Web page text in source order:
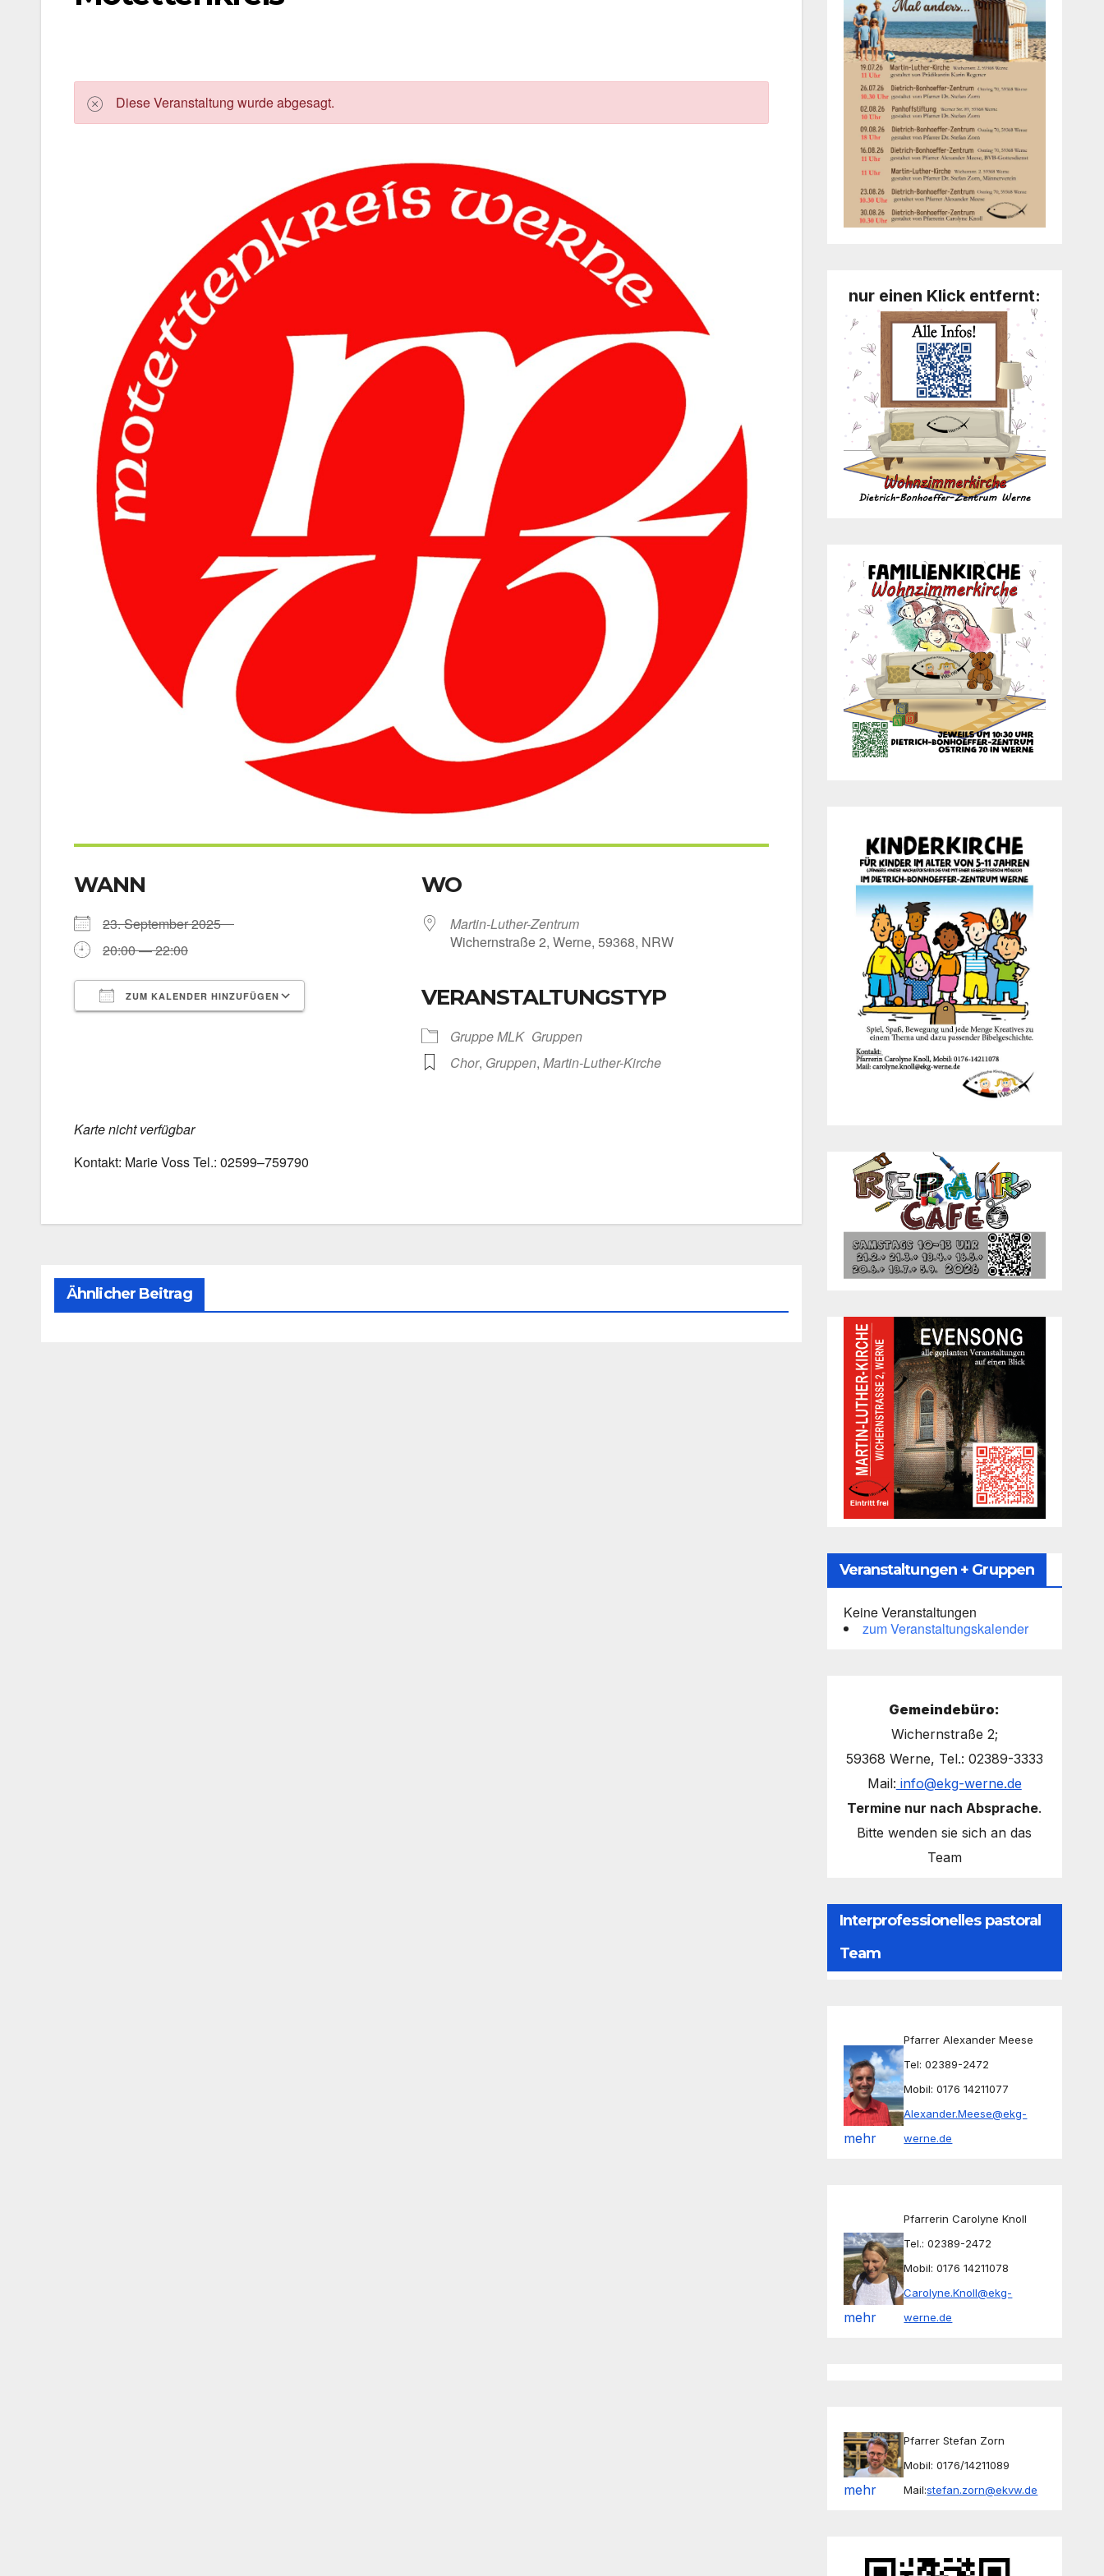
Die­se Ver­an­stal­tung wur­de abge­sagt.
WANN
23. Sep­tem­ber 2025
20:00 — 22:00
ZUM KALENDER HINZUFÜGEN
Out­look Live
WO
Martin-Luther-Zentrum
Wichern­stra­ße 2, Wer­ne, 59368, NRW
VERANSTALTUNGSTYP
Grup­pe MLK Grup­pen
Chor, Grup­pen, Martin-Luther-Kirche
Kar­te nicht ver­füg­bar
Kon­takt: Marie Voss Tel.: 02599–759790
Ähnlicher Beitrag
nur einen Klick entfernt:
Veranstaltungen + Gruppen
Keine Veranstaltungen
zum Veranstaltungskalender
Gemeindebüro:
Wichernstraße 2;
59368 Werne, Tel.: 02389-3333
Mail: info@ekg-werne.de
Termine nur nach Absprache.
Bitte wenden sie sich an das
Team
Interprofessionelles pastoral
Team
mehr
Pfarrer Alexander Meese
Tel: 02389-2472
Mobil: 0176 14211077
Alexander.Meese@ekg-
werne.de
mehr
Pfarrerin Carolyne Knoll
Tel.: 02389-2472
Mobil: 0176 14211078
Carolyne.Knoll@ekg-
werne.de
mehr
Pfarrer Stefan Zorn
Mobil: 0176/14211089
Mail:stefan.zorn@ekvw.de